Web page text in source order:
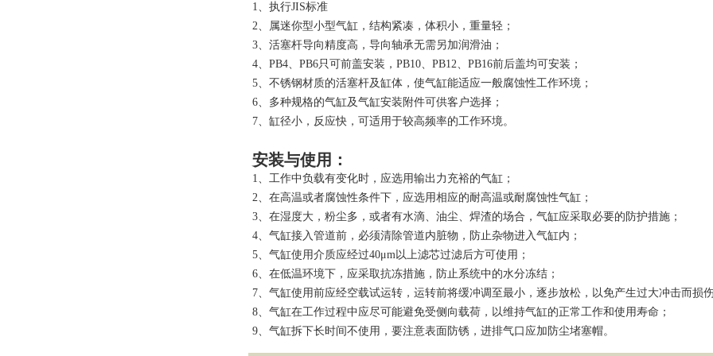
1、执行JIS标准
2、属迷你型小型气缸，结构紧凑，体积小，重量轻；
3、活塞杆导向精度高，导向轴承无需另加润滑油；
4、PB4、PB6只可前盖安装，PB10、PB12、PB16前后盖均可安装；
5、不锈钢材质的活塞杆及缸体，使气缸能适应一般腐蚀性工作环境；
6、多种规格的气缸及气缸安装附件可供客户选择；
7、缸径小，反应快，可适用于较高频率的工作环境。
安装与使用：
1、工作中负载有变化时，应选用输出力充裕的气缸；
2、在高温或者腐蚀性条件下，应选用相应的耐高温或耐腐蚀性气缸；
3、在湿度大，粉尘多，或者有水滴、油尘、焊渣的场合，气缸应采取必要的防护措施；
4、气缸接入管道前，必须清除管道内脏物，防止杂物进入气缸内；
5、气缸使用介质应经过40μm以上滤芯过滤后方可使用；
6、在低温环境下，应采取抗冻措施，防止系统中的水分冻结；
7、气缸使用前应经空载试运转，运转前将缓冲调至最小，逐步放松，以免产生过大冲击而损
8、气缸在工作过程中应尽可能避免受侧向载荷，以维持气缸的正常工作和使用寿命；
9、气缸拆下长时间不使用，要注意表面防锈，进排气口应加防尘堵塞帽。